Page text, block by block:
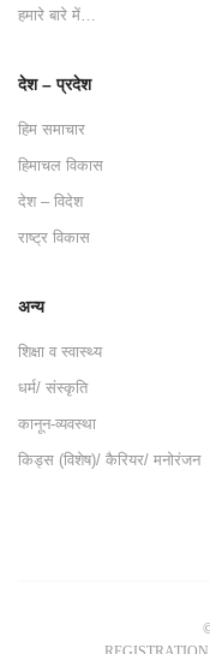
हमारे बारे में…
देश – प्रदेश
हिम समाचार
हिमाचल विकास
देश – विदेश
राष्ट्र विकास
अन्य
शिक्षा व स्वास्थ्य
धर्म/ संस्कृति
कानून-व्यवस्था
किड्स (विशेष)/ कैरियर/ मनोरंजन